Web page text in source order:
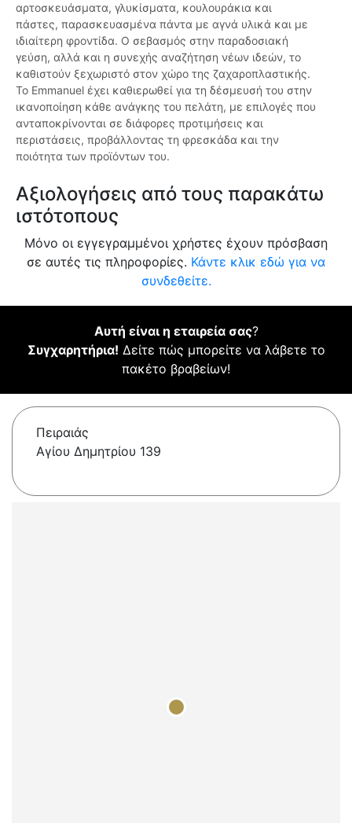
αρτοσκευάσματα, γλυκίσματα, κουλουράκια και
πάστες, παρασκευασμένα πάντα με αγνά υλικά και με
ιδιαίτερη φροντίδα. Ο σεβασμός στην παραδοσιακή
γεύση, αλλά και η συνεχής αναζήτηση νέων ιδεών, το
καθιστούν ξεχωριστό στον χώρο της ζαχαροπλαστικής.
Το Emmanuel έχει καθιερωθεί για τη δέσμευσή του στην
ικανοποίηση κάθε ανάγκης του πελάτη, με επιλογές που
ανταποκρίνονται σε διάφορες προτιμήσεις και
περιστάσεις, προβάλλοντας τη φρεσκάδα και την
ποιότητα των προϊόντων του.
Αξιολογήσεις από τους παρακάτω
ιστότοπους
Μόνο οι εγγεγραμμένοι χρήστες έχουν πρόσβαση
σε αυτές τις πληροφορίες. Κάντε κλικ εδώ για να
συνδεθείτε.
Αυτή είναι η εταιρεία σας?
Συγχαρητήρια! Δείτε πώς μπορείτε να λάβετε το
πακέτο βραβείων!
Πειραιάς
Αγίου Δημητρίου 139